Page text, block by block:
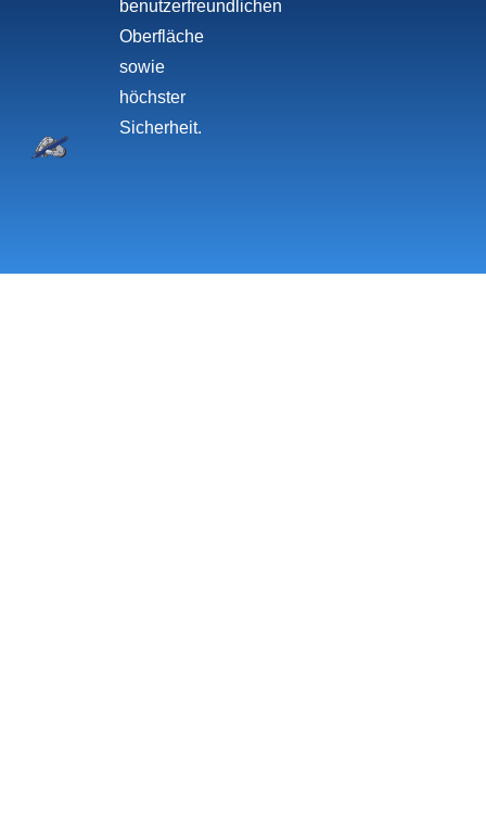
benutzerfreundlichen
Oberfläche
sowie
höchster
Sicherheit.